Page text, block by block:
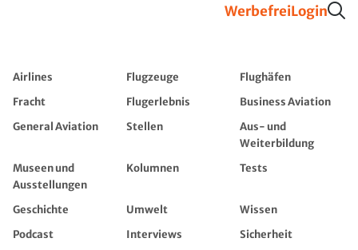
WerbefreiLogin
Airlines Flugzeuge
Flughäfen
Fracht
Flugerlebnis
Business Aviation
General Aviation
Stellen
Aus- und
Weiterbildung
Museen und
Ausstellungen
Kolumnen Tests
Geschichte Umwelt
Wissen
Podcast
Interviews
Sicherheit